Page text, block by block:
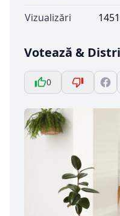
Vizualizări
1451
Votează &
0